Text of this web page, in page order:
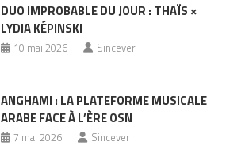
DUO IMPROBABLE DU JOUR : THAÏS ×
LYDIA KÉPINSKI
10 mai 2026 Sincever
ANGHAMI : LA PLATEFORME MUSICALE
ARABE FACE À L’ÈRE OSN
7 mai 2026 Sincever